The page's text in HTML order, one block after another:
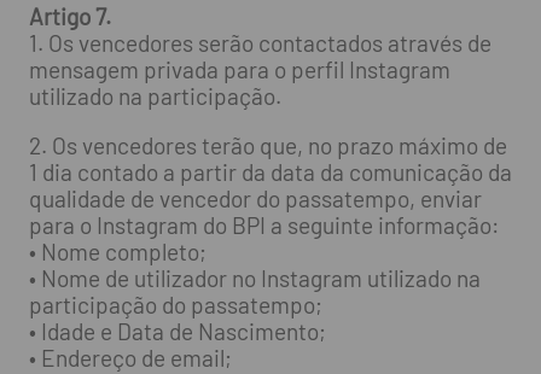
Artigo 7.
1. Os vencedores serão contactados através de
mensagem privada para o perfil Instagram
utilizado na participação.
2. Os vencedores terão que, no prazo máximo de
1 dia contado a partir da data da comunicação da
qualidade de vencedor do passatempo, enviar
para o Instagram do BPI a seguinte informação:
• Nome completo;
• Nome de utilizador no Instagram utilizado na
participação do passatempo;
• Idade e Data de Nascimento;
• Endereço de email;